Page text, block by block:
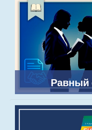
Равный